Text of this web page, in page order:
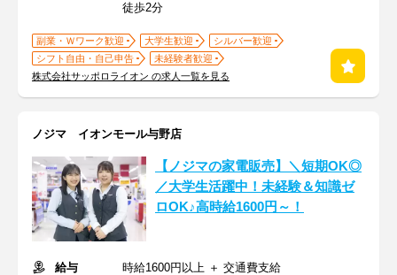
徒歩2分
副業・Ｗワーク歓迎 大学生歓迎
シルバー歓迎
シフト自由・自己申告
未経験者歓迎
株式会社サッポロライオン の求人一覧を見る
ノジマ イオンモール与野店
【ノジマの家電販売】＼短期OK◎
／大学生活躍中！未経験＆知識ゼ
ロOK♪高時給1600円～！
給与
時給1600円以上 ＋ 交通費支給